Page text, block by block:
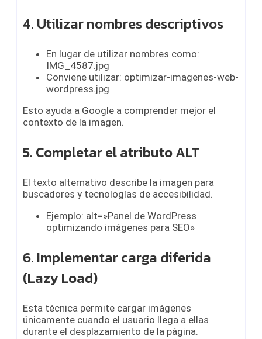
4. Utilizar nombres descriptivos
En lugar de utilizar nombres como:
IMG_4587.jpg
Conviene utilizar: optimizar-imagenes-web-
wordpress.jpg
Esto ayuda a Google a comprender mejor el
contexto de la imagen.
5. Completar el atributo ALT
El texto alternativo describe la imagen para
buscadores y tecnologías de accesibilidad.
Ejemplo: alt=»Panel de WordPress
optimizando imágenes para SEO»
6. Implementar carga diferida
(Lazy Load)
Esta técnica permite cargar imágenes
únicamente cuando el usuario llega a ellas
durante el desplazamiento de la página.